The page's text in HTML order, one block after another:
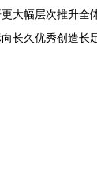
大幅层次推升
长久优秀创造长